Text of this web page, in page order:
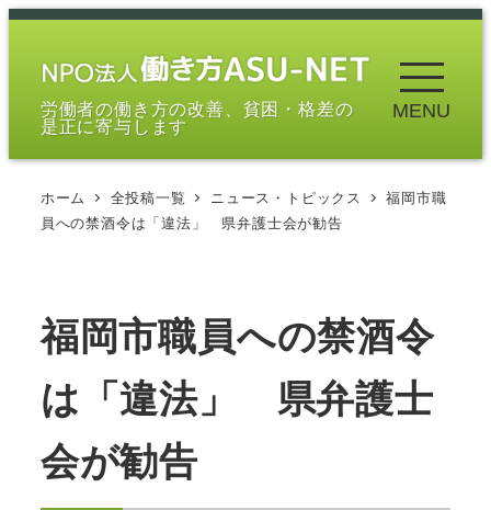
メ
労働者の働き方の改善、貧困・格差の
是正に寄与します
MENU
ホーム 全投稿一覧 ニュース・トピックス
福岡市職
員への禁酒令は「違法」 県弁護士会が勧告
福岡市職員への禁酒令
は「違法」 県弁護士
会が勧告